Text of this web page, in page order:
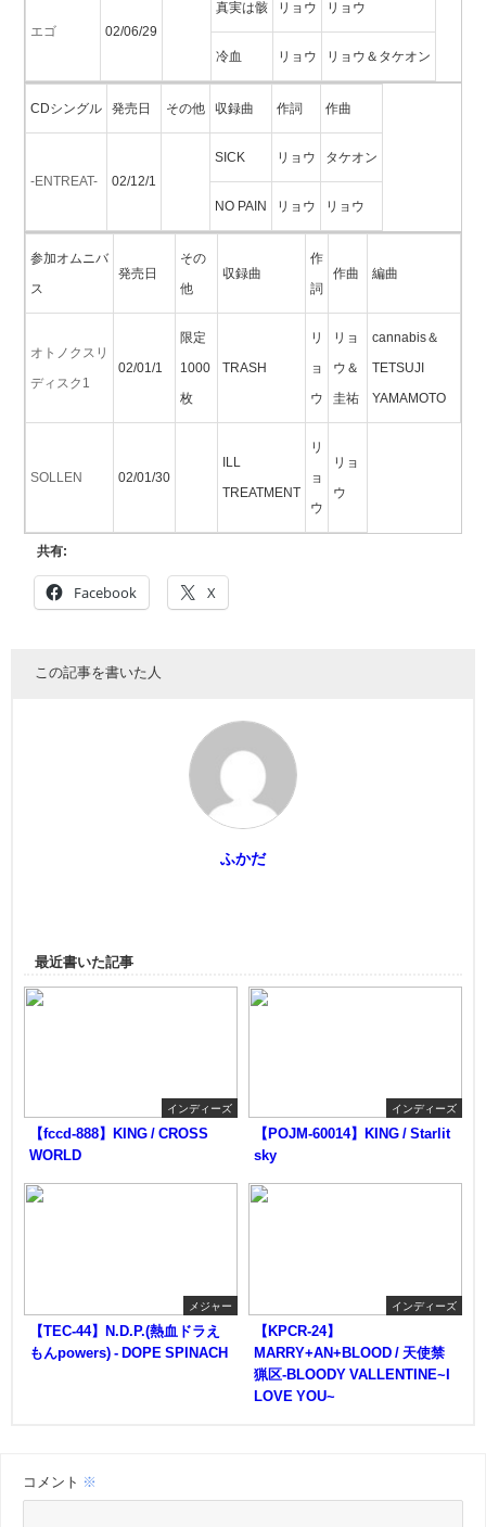
エゴ 02/06/29
真実は骸 リョウ リョウ
冷血 リョウ リョウ＆タケオン
CDシングル 発売日 その他 収録曲 作詞 作曲
-ENTREAT- 02/12/1
SICK リョウ タケオン
NO PAIN リョウ リョウ
参加オムニバ
ス
発売日
その
他
収録曲
作
詞
作曲 編曲
オトノクスリ
ディスク1
02/01/1
限定
1000
枚
TRASH
リ
ョ
ウ
リョ
ウ＆
圭祐
cannabis＆
TETSUJI
YAMAMOTO
SOLLEN 02/01/30
TREATMENT
リ
ョ
ウ
リョ
ウ
共有:
Facebook X
この記事を書いた人
ふかだ
最近書いた記事
インディーズ
【fccd-888】KING / CROSS
WORLD
インディーズ
【POJM-60014】KING / Starlit
sky
メジャー
【TEC-44】N.D.P.(熱血ドラえ
もんpowers) - DOPE SPINACH
インディーズ
【KPCR-24】
MARRY+AN+BLOOD / 天使禁
猟区-BLOODY VALLENTINE~I
LOVE YOU~
コメント ※